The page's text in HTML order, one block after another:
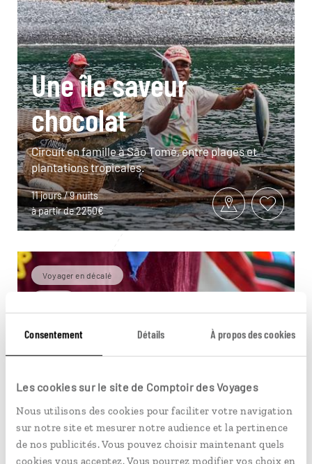
Consentement Détails À propos des cookies
Les cookies sur le site de Comptoir des Voyages
Nous utilisons des cookies pour faciliter votre navigation
sur notre site et mesurer notre audience et la pertinence
de nos publicités. Vous pouvez choisir maintenant quels
cookies vous acceptez. Vous pourrez modifier vos choix en
Une île saveur
chocolat
Circuit en famille à São Tomé, entre plages et
plantations tropicales.
11 jours / 9 nuits
à partir de 2250€
Voyager en décalé